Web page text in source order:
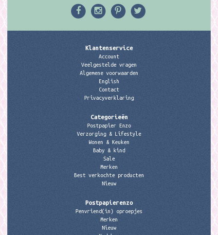
Klantenservice
Account
Veelgestelde vragen
Algemene voorwaarden
English
Contact
Privacyverklaring
Categorieën
Postpapier Enzo
Verzorging & Lifestyle
Wonen & Keuken
Baby & kind
Sale
Merken
Best verkochte producten
Nieuw
Postpapierenzo
Penvriend(in) oproepjes
Merken
Nieuw